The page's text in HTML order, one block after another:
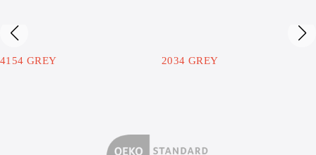
4154 GREY 2034 GREY